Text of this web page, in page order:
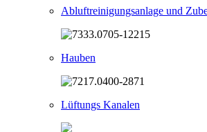
Abluftreinigungsanlage und
Hauben
Lüftungs Kanalen